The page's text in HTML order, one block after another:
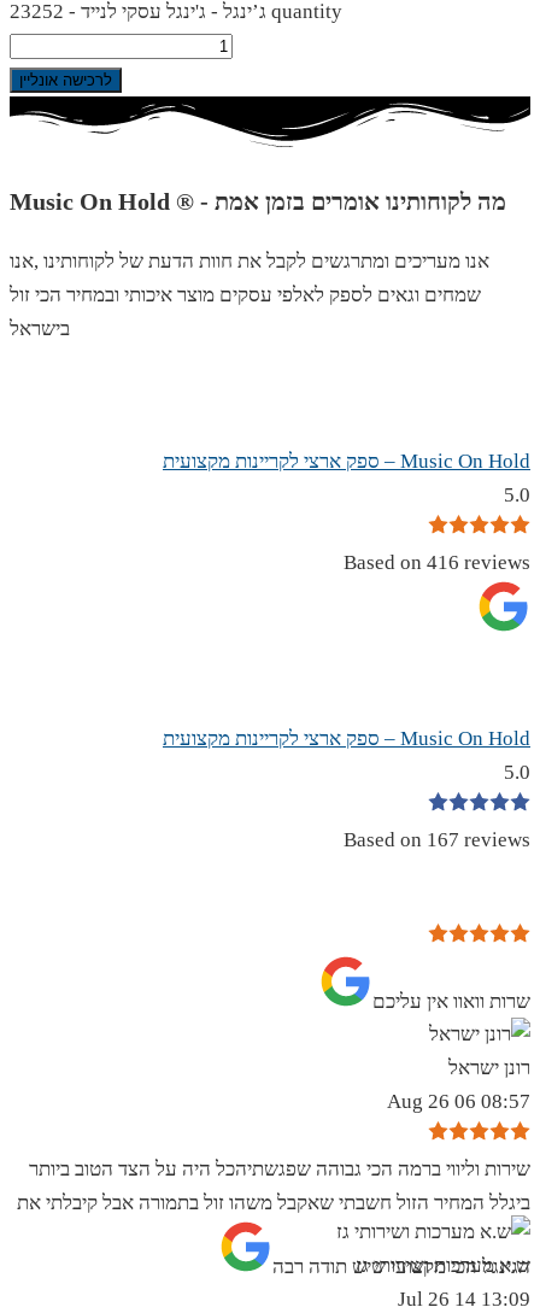
ג’ינגל - ג'ינגל עסקי לנייד - 23252 quantity
לרכישה אונליין
Music On Hold ® - מה לקוחותינו אומרים בזמן אמת
אנו מעריכים ומתרגשים לקבל את חוות הדעת של לקוחותינו ,אנו
שמחים וגאים לספק לאלפי עסקים מוצר איכותי ובמחיר הכי זול
בישראל
Music On Hold – ספק ארצי לקריינות מקצועית
5.0
Based on 416 reviews
Music On Hold – ספק ארצי לקריינות מקצועית
5.0
Based on 167 reviews
שרות וואוו אין עליכם
רונן ישראל
08:57 06 Aug 26
שירות וליווי ברמה הכי גבוהה שפגשתיהכל היה על הצד הטוב ביותר
ביגלל המחיר הזול חשבתי שאקבל משהו זול בתמורה אבל קיבלתי את
הגינגל הכי מקצועי שיש תודה רבה
ש.א מערכות ושירותי גז
13:09 14 Jul 26